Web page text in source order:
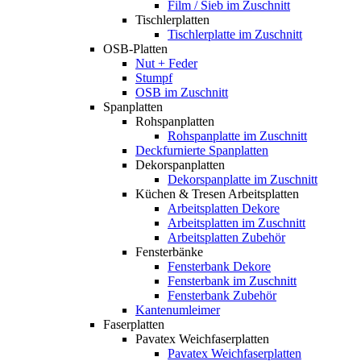
Film / Sieb im Zuschnitt
Tischlerplatten
Tischlerplatte im Zuschnitt
OSB-Platten
Nut + Feder
Stumpf
OSB im Zuschnitt
Spanplatten
Rohspanplatten
Rohspanplatte im Zuschnitt
Deckfurnierte Spanplatten
Dekorspanplatten
Dekorspanplatte im Zuschnitt
Küchen & Tresen Arbeitsplatten
Arbeitsplatten Dekore
Arbeitsplatten im Zuschnitt
Arbeitsplatten Zubehör
Fensterbänke
Fensterbank Dekore
Fensterbank im Zuschnitt
Fensterbank Zubehör
Kantenumleimer
Faserplatten
Pavatex Weichfaserplatten
Pavatex Weichfaserplatten